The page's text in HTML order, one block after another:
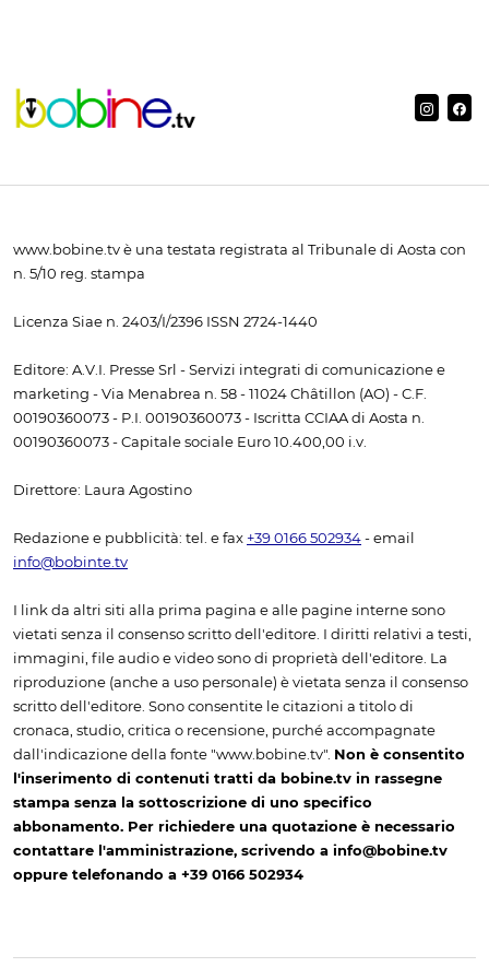
www.bobine.tv è una testata registrata al Tribunale di Aosta con
n. 5/10 reg. stampa
Licenza Siae n. 2403/I/2396 ISSN 2724-1440
Editore: A.V.I. Presse Srl - Servizi integrati di comunicazione e
marketing - Via Menabrea n. 58 - 11024 Châtillon (AO) - C.F.
00190360073 - P.I. 00190360073 - Iscritta CCIAA di Aosta n.
00190360073 - Capitale sociale Euro 10.400,00 i.v.
Direttore: Laura Agostino
Redazione e pubblicità: tel. e fax +39 0166 502934 - email
info@bobinte.tv
I link da altri siti alla prima pagina e alle pagine interne sono
vietati senza il consenso scritto dell'editore. I diritti relativi a testi,
immagini, file audio e video sono di proprietà dell'editore. La
riproduzione (anche a uso personale) è vietata senza il consenso
scritto dell'editore. Sono consentite le citazioni a titolo di
cronaca, studio, critica o recensione, purché accompagnate
dall'indicazione della fonte "www.bobine.tv". Non è consentito
l'inserimento di contenuti tratti da bobine.tv in rassegne
stampa senza la sottoscrizione di uno specifico
abbonamento. Per richiedere una quotazione è necessario
contattare l'amministrazione, scrivendo a info@bobine.tv
oppure telefonando a +39 0166 502934